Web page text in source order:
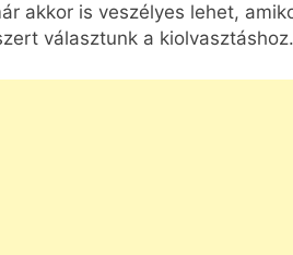
akkor is veszélyes lehet,
választunk a kiolvasztáshoz.